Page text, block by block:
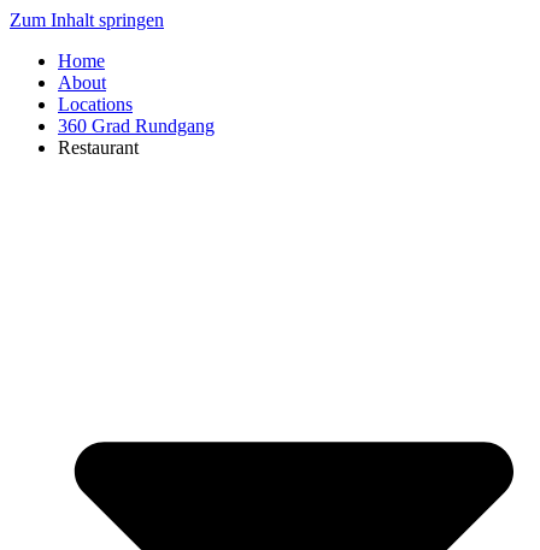
Zum Inhalt springen
Home
About
Locations
360 Grad Rundgang
Restaurant